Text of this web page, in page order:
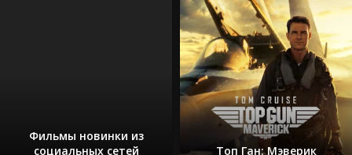
Фильмы новинки из
социальных сетей
Топ Ган: Мэверик